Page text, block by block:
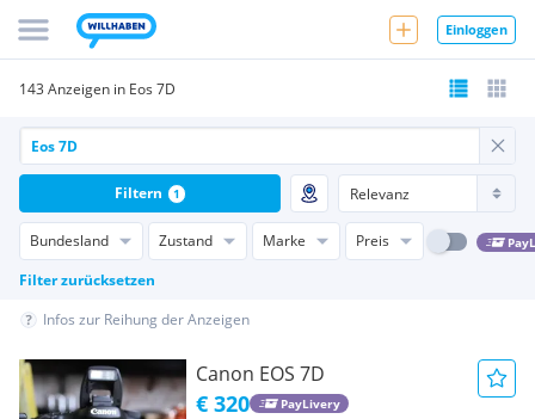
Einloggen
143 Anzeigen in Eos 7D
Bundesland Zustand Marke Preis
Filter zurücksetzen
Filtern 1
Infos zur Reihung der Anzeigen
Canon EOS 7D
€ 320 PayLivery